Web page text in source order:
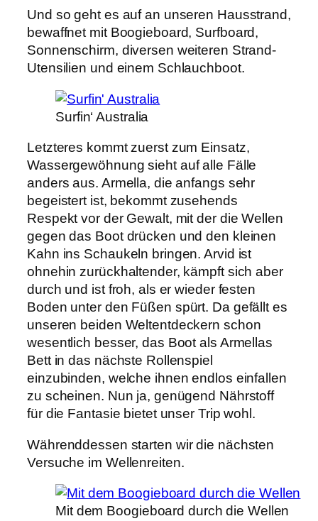
Und so geht es auf an unseren Hausstrand,
bewaffnet mit Boogieboard, Surfboard,
Sonnenschirm, diversen weiteren Strand-
Utensilien und einem Schlauchboot.
Surfin‘ Australia
Letzteres kommt zuerst zum Einsatz,
Wassergewöhnung sieht auf alle Fälle
anders aus. Armella, die anfangs sehr
begeistert ist, bekommt zusehends
Respekt vor der Gewalt, mit der die Wellen
gegen das Boot drücken und den kleinen
Kahn ins Schaukeln bringen. Arvid ist
ohnehin zurückhaltender, kämpft sich aber
durch und ist froh, als er wieder festen
Boden unter den Füßen spürt. Da gefällt es
unseren beiden Weltentdeckern schon
wesentlich besser, das Boot als Armellas
Bett in das nächste Rollenspiel
einzubinden, welche ihnen endlos einfallen
zu scheinen. Nun ja, genügend Nährstoff
für die Fantasie bietet unser Trip wohl.
Währenddessen starten wir die nächsten
Versuche im Wellenreiten.
Mit dem Boogieboard durch die Wellen